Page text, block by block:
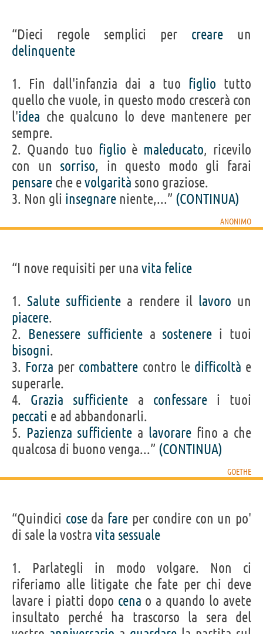
“Dieci regole semplici per creare un
delinquente
1. Fin dall'infanzia dai a tuo figlio tutto
quello che vuole, in questo modo crescerà con
l'idea che qualcuno lo deve mantenere per
sempre.
2. Quando tuo figlio è maleducato, ricevilo
con un sorriso, in questo modo gli farai
pensare che evolgarità sono graziose.
3. Non gli insegnare niente,...” (CONTINUA)
ANONIMO
“I nove requisiti per una vita felice
1.Salute sufficiente a rendere il lavoro un
piacere.
2. Benessere sufficientea sostenere i tuoi
bisogni.
3. Forza per combattere contro le difficoltà e
superarle.
4. Grazia sufficiente a confessarei tuoi
peccati e ad abbandonarli.
5. Pazienza sufficiente a lavorarefino a che
qualcosa di buono venga...” (CONTINUA)
GOETHE
“Quindici coseda fareper condire con un po'
di sale la vostra vita sessuale
1. Parlategli in modo volgare. Non ci
riferiamo alle litigate che fate per chi deve
lavare i piatti dopo cena o a quando lo avete
insultato perché ha trascorso la sera del